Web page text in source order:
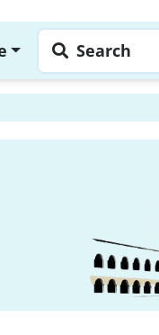
Search